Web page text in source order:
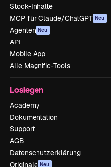
Stock-Inhalte
MCP für Claude/ChatGPT Neu
Agenten Neu
API
Mobile App
Alle Magnific-Tools
Loslegen
Academy
Dokumentation
Support
AGB
Datenschutzerklärung
Originale Neu